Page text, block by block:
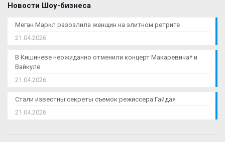
Новости Шоу-бизнеса
Меган Маркл разозлила женщин на элитном ретрите
21.04.2026
В Кишиневе неожиданно отменили концерт Макаревича* и
Вайкуле
21.04.2026
Стали известны секреты съемок режиссера Гайдая
21.04.2026